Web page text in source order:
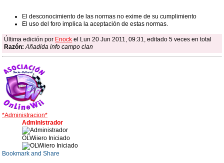
El desconocimiento de las normas no exime de su cumplimiento
El uso del foro implica la aceptación de estas normas.
Última edición por Enock el Lun 20 Jun 2011, 09:31, editado 5 veces en total
Razón: Añadida info campo clan
*Administracion*
Administrador
OLWiiero Iniciado